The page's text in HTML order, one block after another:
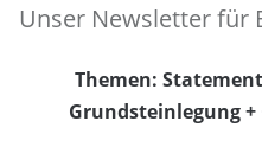
Unser Newsletter für
Themen:
Grundsteinlegung